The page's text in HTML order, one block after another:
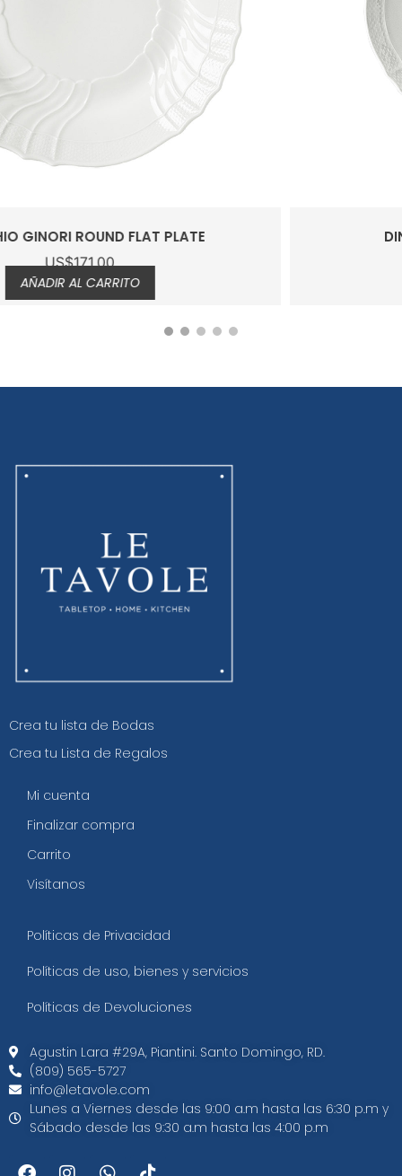
DINNER PLATE VECCHIO GINORI
Crea tu lista de Bodas
Crea tu Lista de Regalos
Mi cuenta
Finalizar compra
Carrito
Visítanos
Políticas de Privacidad
Políticas de uso, bienes y servicios
Políticas de Devoluciones
Agustin Lara #29A, Piantini. Santo Domingo, RD.​
(809) 565-5727
info@letavole.com
Lunes a Viernes desde las 9:00 a.m hasta las 6:30 p.m y
Sábado desde las 9:30 a.m hasta las 4:00 p.m